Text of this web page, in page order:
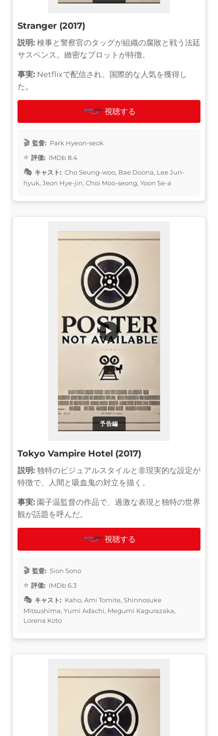
Stranger (2017)
説明: 検事と警察官のタッグが組織の腐敗と戦う法廷
サスペンス。緻密なプロットが特徴。
事実: Netflixで配信され、国際的な人気を獲得し
た。
視聴する
監督: Park Hyeon-seok
評価: IMDb 8.4
キャスト: Cho Seung-woo, Bae Doona, Lee Jun-
hyuk, Jeon Hye-jin, Choi Moo-seong, Yoon Se-a
予告編
▶
Tokyo Vampire Hotel (2017)
説明: 独特のビジュアルスタイルと非現実的な設定が
特徴で、人間と吸血鬼の対立を描く。
事実: 園子温監督の作品で、過激な表現と独特の世界
観が話題を呼んだ。
視聴する
監督: Sion Sono
評価: IMDb 6.3
キャスト: Kaho, Ami Tomite, Shinnosuke
Mitsushima, Yumi Adachi, Megumi Kagurazaka,
Lorena Koto